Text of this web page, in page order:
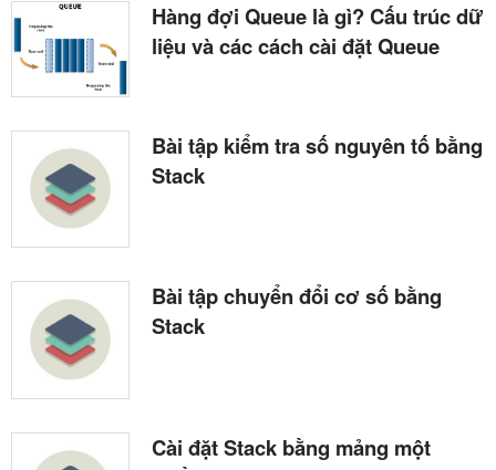
Hàng đợi Queue là gì? Cấu trúc dữ
liệu và các cách cài đặt Queue
Bài tập kiểm tra số nguyên tố bằng
Stack
Bài tập chuyển đổi cơ số bằng
Stack
Cài đặt Stack bằng mảng một